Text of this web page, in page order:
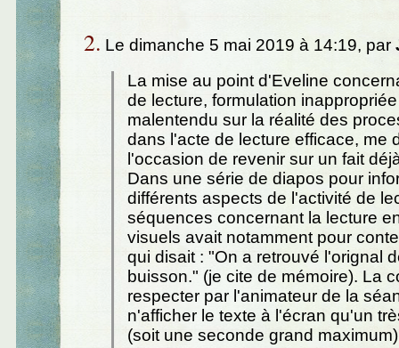
2. Le dimanche 5 mai 2019 à 14:19, par
La mise au point d'Eveline
de lecture, formulation
malentendu sur la réalité des
dans l'acte de lecture efficace, me
l'occasion de revenir sur un fait
Dans une série de diapos pour
différents aspects de l'activité de
séquences concernant la lecture
visuels avait notamment pour
qui disait : "On a retrouvé l'orignal
buisson." (je cite de mémoire). La
respecter par l'animateur de la
n'afficher le texte à l'écran qu'un
(soit une seconde grand